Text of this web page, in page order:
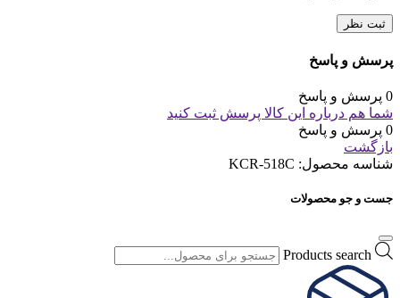
ثبت نظر
پرسش و پاسخ
0 پرسش و پاسخ
شما هم درباره این کالا پرسش ثبت کنید
0 پرسش و پاسخ
بازگشت
شناسه محصول: KCR-518C
جست و جو محصولات
Products search